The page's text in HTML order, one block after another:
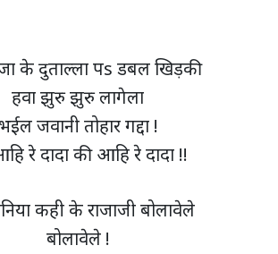
के दुताल्ला पs डबल खिड़की
हवा झुरु झुरु लागेला
भईल जवानी तोहार गद्दा !
रे दादा की आहि रे दादा !!
कही के राजाजी बोलावेले
बोलावेले !